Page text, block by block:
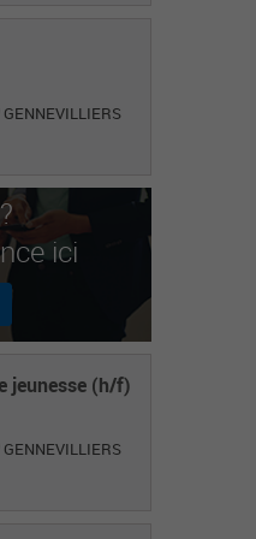
GENNEVILLIERS
ici
jeunesse (h/f)
GENNEVILLIERS